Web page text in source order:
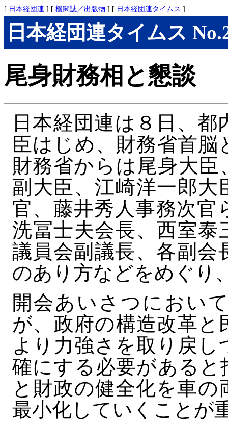
[ 日本経団連 ] [ 機関誌／出版物 ] [ 日本経団連タイムス ]
日本経団連タイムス
尾身財務相と懇談
日本経団連は８日、
臣はじめ、財務省首
財務省からは尾身大
副大臣、江崎洋一郎大
官、藤井秀人事務次官
洗冨士夫会長、西室泰
議員会副議長、各副会
のあり方などをめぐり
開会あいさつにおい
が、政府の構造改革
より力強さを取り戻
確にする必要があると
と財政の健全化を車
最小化していくことが